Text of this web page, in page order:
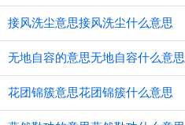
接风洗尘意思接风洗尘什么意思
无地自容的意思无地自容什么意思
花团锦簇意思花团锦簇什么意思